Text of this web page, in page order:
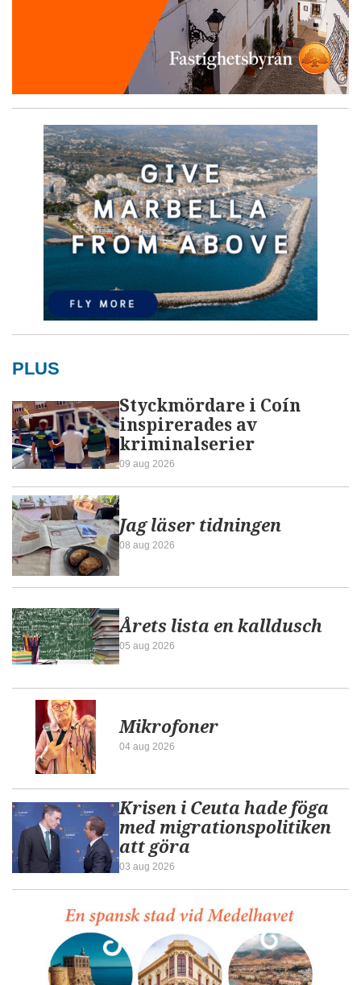
PLUS
Styckmördare i Coín
inspirerades av
kriminalserier
09 aug 2026
Jag läser tidningen
08 aug 2026
Årets lista en kalldusch
05 aug 2026
Mikrofoner
04 aug 2026
Krisen i Ceuta hade föga
med migrationspolitiken
att göra
03 aug 2026